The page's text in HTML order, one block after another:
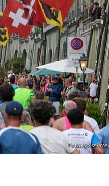
Foto: swiss-